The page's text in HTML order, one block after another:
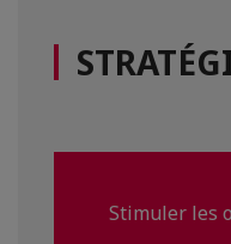
Stimuler les